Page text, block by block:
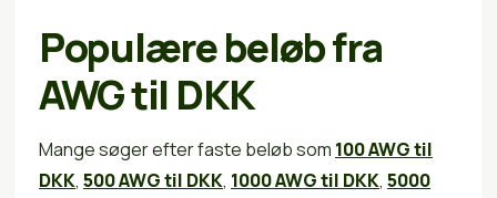
Populære beløb fra
AWG til DKK
Mange søger efter faste beløb som 100 AWG til
DKK, 500 AWG til DKK, 1000 AWG til DKK, 5000